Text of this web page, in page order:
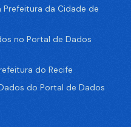
da Cidade de
no Portal de Dados
do Recife
do Portal de Dados